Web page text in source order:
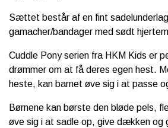
Sættet består af en fint
gamacher/bandager med sødt
Cuddle Pony serien fra HKM Kids er
drømmer om at få deres egen hest.
heste, kan barnet øve sig i at passe
Børnene kan børste den bløde pels,
øve sig i at sadle op, give dækken og